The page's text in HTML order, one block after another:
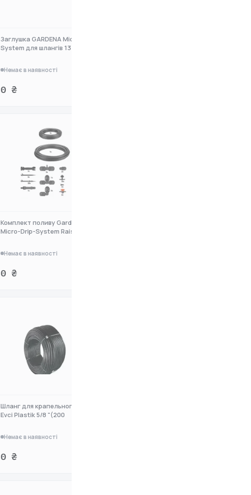
Заглушка GARDENA Micro-Drip
System для шлангів 13 мм
Немає в наявності
0 ₴
Комплект поливу Gardena
Micro-Drip-System Raised Bed
Немає в наявності
0 ₴
Шланг для крапельного поливу
Evci Plastik 5/8 "(200
Немає в наявності
0 ₴